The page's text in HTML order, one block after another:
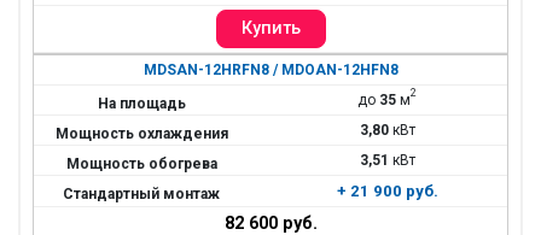
MDSAN-12HRFN8 / MDOAN-12HFN8
до 35 м2
3,80кВт
3,51 кВт
+ 21 900 руб.
82 600 руб.